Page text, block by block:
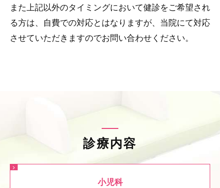
また上記以外のタイミングにおいて健診をご希望され
る方は、自費での対応とはなりますが、当院にて対応
させていただきますのでお問い合わせください。
診療内容
小児科